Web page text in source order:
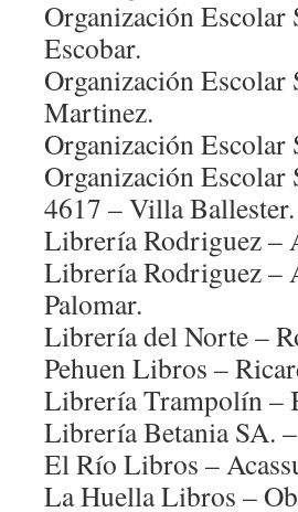
Organización Escolar
Escobar.
Organización
Martinez.
Organización
Organización
4617 – Villa Ballester.
Librería Rodriguez –
Librería Rodriguez –
Palomar.
Librería del Norte –
Pehuen Libros –
Librería Trampolín –
Librería Betania SA.
El Río Libros –
La Huella Libros –